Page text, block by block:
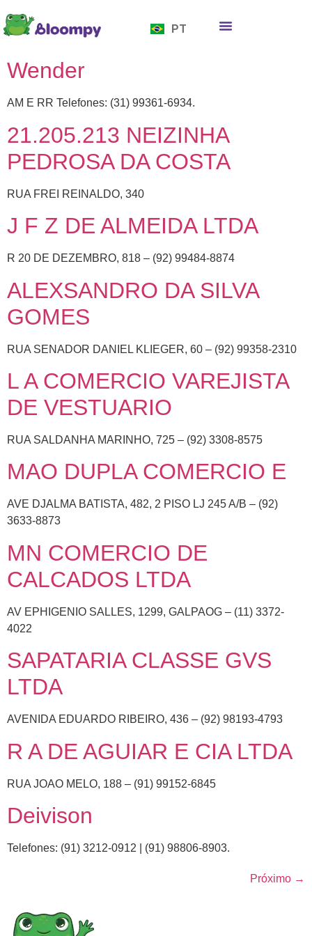
PT
ES
Wender
AM E RR Telefones: (31) 99361-6934.
21.205.213 NEIZINHA
PEDROSA DA COSTA
RUA FREI REINALDO, 340
J F Z DE ALMEIDA LTDA
R 20 DE DEZEMBRO, 818 – (92) 99484-8874
ALEXSANDRO DA SILVA
GOMES
RUA SENADOR DANIEL KLIEGER, 60 – (92) 99358-2310
L A COMERCIO VAREJISTA
DE VESTUARIO
RUA SALDANHA MARINHO, 725 – (92) 3308-8575
MAO DUPLA COMERCIO E
AVE DJALMA BATISTA, 482, 2 PISO LJ 245 A/B – (92)
3633-8873
MN COMERCIO DE
CALCADOS LTDA
AV EPHIGENIO SALLES, 1299, GALPAOG – (11) 3372-
4022
SAPATARIA CLASSE GVS
LTDA
AVENIDA EDUARDO RIBEIRO, 436 – (92) 98193-4793
R A DE AGUIAR E CIA LTDA
RUA JOAO MELO, 188 – (91) 99152-6845
Deivison
Telefones: (91) 3212-0912 | (91) 98806-8903.
Próximo →